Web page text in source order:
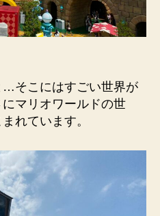
…そこにはすごい世界が
マリオワールドの世
れています。